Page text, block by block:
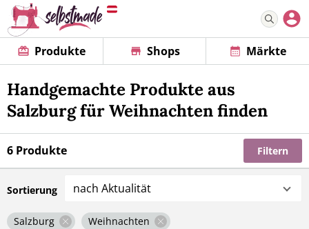
Produkte Shops Märkte
Handgemachte Produkte aus
Salzburg für Weihnachten finden
6 Produkte Filtern
Sortierung nach Aktualität
Salzburg Weihnachten